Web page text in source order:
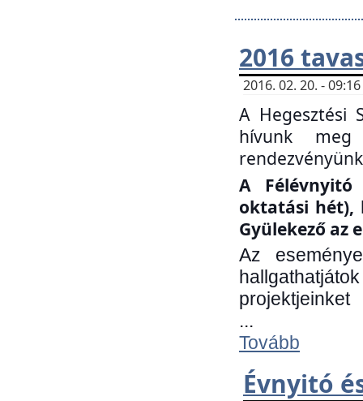
2016
2016. 02. 20. -
A Hegesztési
hívunk
A
oktatási hét),
Gyülekező az
Az
projektjeinket
...
Tovább
Évnyitó